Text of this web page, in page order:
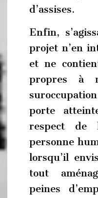
d’assises.
Enfin,
projet n’en
et ne
propres à
porte
respect
personne
lorsqu’il
tout
peines